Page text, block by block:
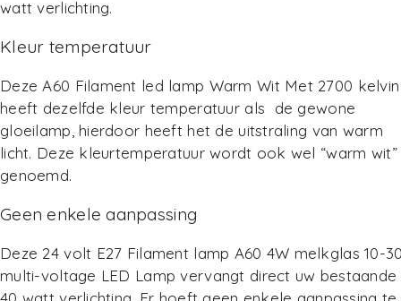
watt verlichting.
Kleur temperatuur
Deze A60 Filament led lamp Warm Wit Met 2700 kelvin
heeft dezelfde kleur temperatuur als de gewone
gloeilamp, hierdoor heeft het de uitstraling van warm
licht. Deze kleurtemperatuur wordt ook wel “warm wit”
genoemd.
Geen enkele aanpassing
Deze 24 volt E27 Filament lamp A60 4W melkglas 10-
multi-voltage LED Lamp vervangt direct uw bestaande